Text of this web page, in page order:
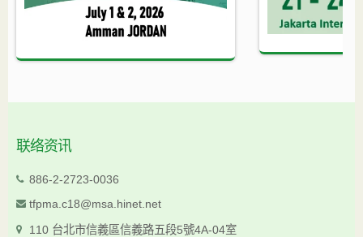
联络资讯
886-2-2723-0036
tfpma.c18@msa.hinet.net
110 台北市信義區信義路五段5號4A-04室